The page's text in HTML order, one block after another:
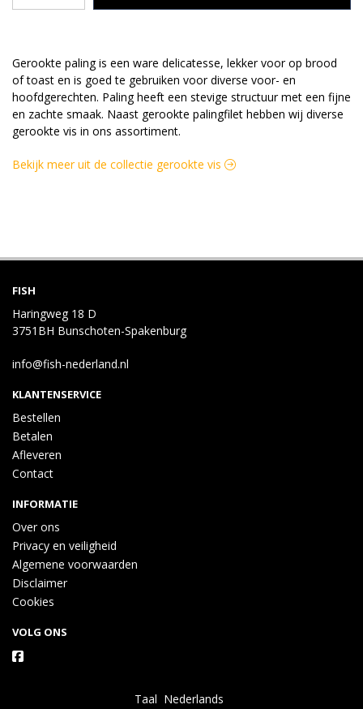
Gerookte paling is een ware delicatesse, lekker voor op brood
of toast en is goed te gebruiken voor diverse voor- en
hoofdgerechten. Paling heeft een stevige structuur met een fijne
en zachte smaak. Naast gerookte palingfilet hebben wij diverse
gerookte vis in ons assortiment.
Bekijk meer uit de collectie gerookte vis
FISH
Haringweg 18 D
3751BH Bunschoten-Spakenburg
info@fish-nederland.nl
KLANTENSERVICE
Bestellen
Betalen
Afleveren
Contact
INFORMATIE
Over ons
Privacy en veiligheid
Algemene voorwaarden
Disclaimer
Cookies
VOLG ONS
Taal